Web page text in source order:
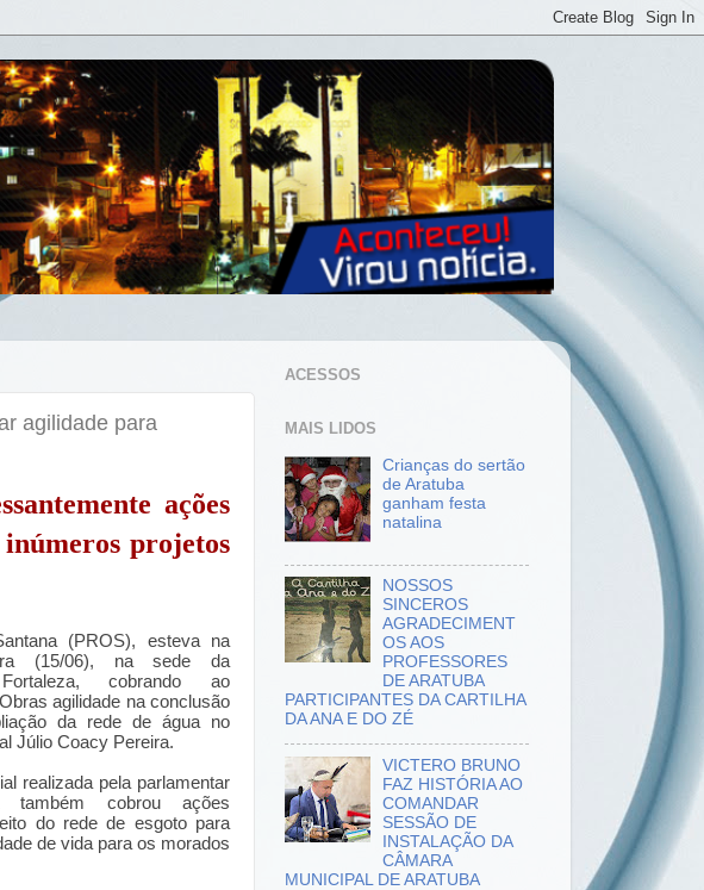
agilidade para
ações
projetos
(PROS), esteva na
(15/06), na sede da
cobrando ao
agilidade na conclusão
da rede de água no
Júlio Coacy Pereira.
realizada pela parlamentar
também cobrou ações
do rede de esgoto para
de vida para os morados
ACESSOS
MAIS LIDOS
Crianças do sertão
de Aratuba
ganham festa
natalina
NOSSOS
SINCEROS
AGRADECIMENT
OS AOS
PROFESSORES
DE ARATUBA
PARTICIPANTES DA CARTILHA
DA ANA E DO ZÉ
VICTERO BRUNO
FAZ HISTÓRIA AO
COMANDAR
SESSÃO DE
INSTALAÇÃO DA
CÂMARA
MUNICIPAL DE ARATUBA